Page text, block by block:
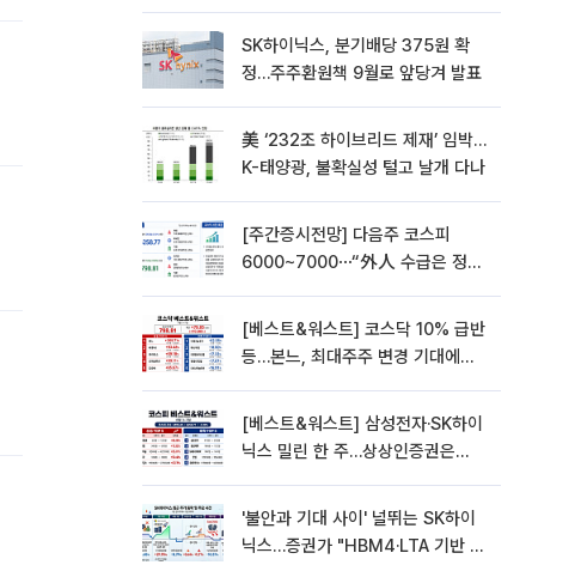
SK하이닉스, 분기배당 375원 확
정…주주환원책 9월로 앞당겨 발표
美 ‘232조 하이브리드 제재’ 임박…
K-태양광, 불확실성 털고 날개 다나
[주간증시전망] 다음주 코스피
6000~7000⋯“外人 수급은 정책
[베스트&워스트] 코스닥 10% 급반
등…본느, 최대주주 변경 기대에
[베스트&워스트] 삼성전자·SK하이
닉스 밀린 한 주…상상인증권은
'불안과 기대 사이' 널뛰는 SK하이
닉스…증권가 "HBM4·LTA 기반 펀